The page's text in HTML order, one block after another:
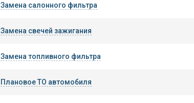
Замена салонного фильтра
Замена свечей зажигания
Замена топливного фильтра
Плановое ТО автомобиля